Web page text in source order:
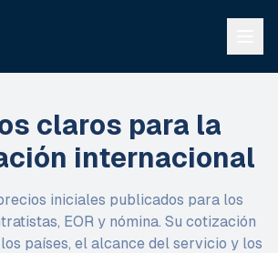
claros para la
internacional
iniciales publicados para los
EOR y nómina. Su cotización
países, el alcance del servicio y los